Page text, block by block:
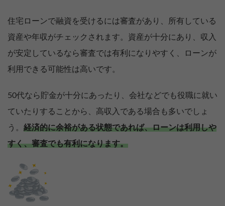
住宅ローンで融資を受けるには審査があり、所有している
資産や年収がチェックされます。資産が十分にあり、収入
が安定しているなら審査では有利になりやすく、ローンが
利用できる可能性は高いです。
50代なら貯金が十分にあったり、会社などでも役職に就い
ていたりすることから、高収入である場合も多いでしょ
う。 経済的に余裕がある状態であれば、ローンは利用しや
すく、審査でも有利になります。